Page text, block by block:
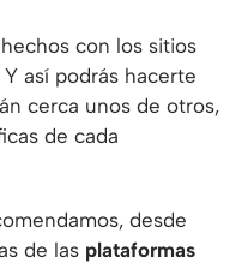
con los sitios
así podrás hacerte
cerca unos de otros,
de cada
desde
de las plataformas